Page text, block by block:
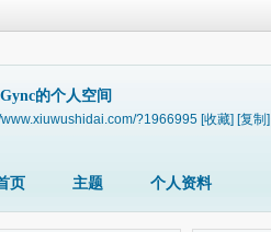
的个人空间
www.xiuwushidai.com/?1966995 [收藏] [复制]
页 主题 个人资料